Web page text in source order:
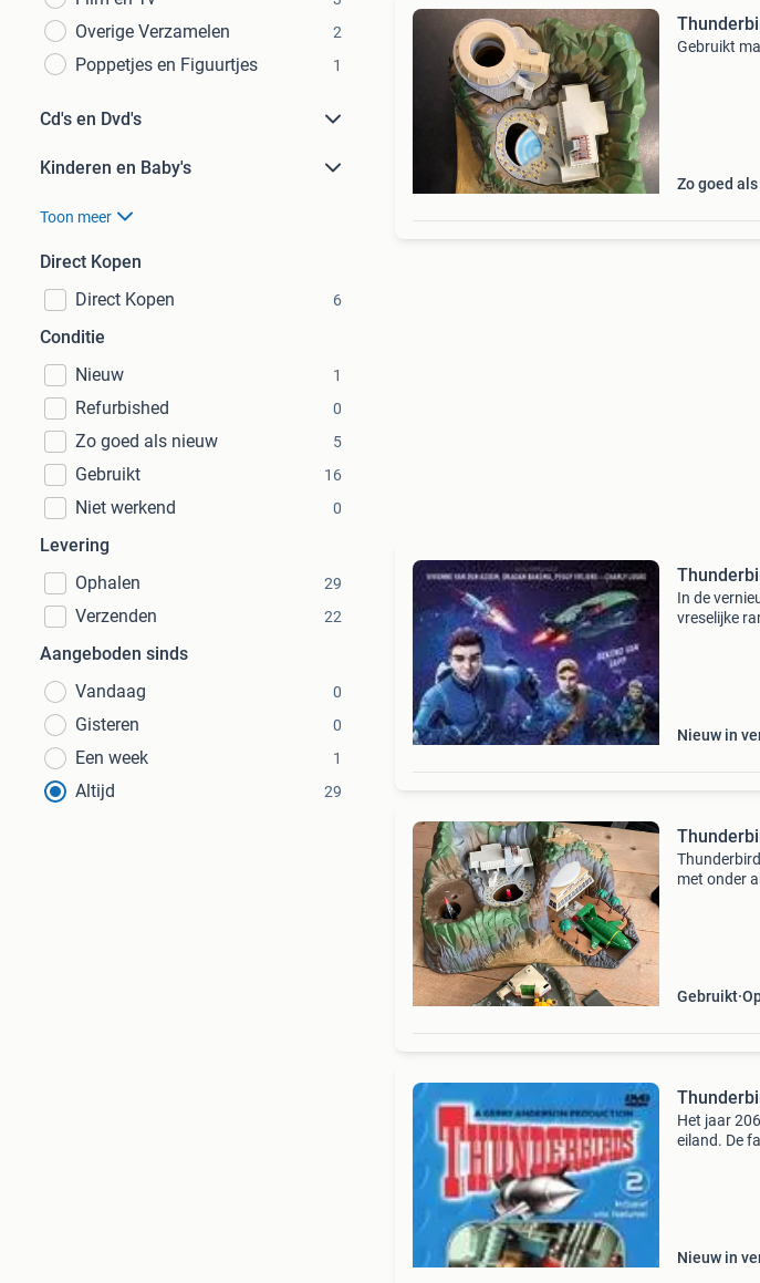
Overige Verzamelen 2
Poppetjes en Figuurtjes 1
Cd's en Dvd's
Kinderen en Baby's
Toon meer
Direct Kopen
Direct Kopen
6
Conditie
Nieuw
1
Refurbished 0
Zo goed als nieuw 5
Gebruikt 16
Niet werkend 0
Levering
Ophalen
29
Verzenden 22
Aangeboden sinds
Vandaag
0
Gisteren 0
Een week 1
Altijd 29
Gebruikt
Zo goed
In de
vreselijke
Nieuw in
met onder
Gebruikt
Het jaar
eiland. De
Nieuw in